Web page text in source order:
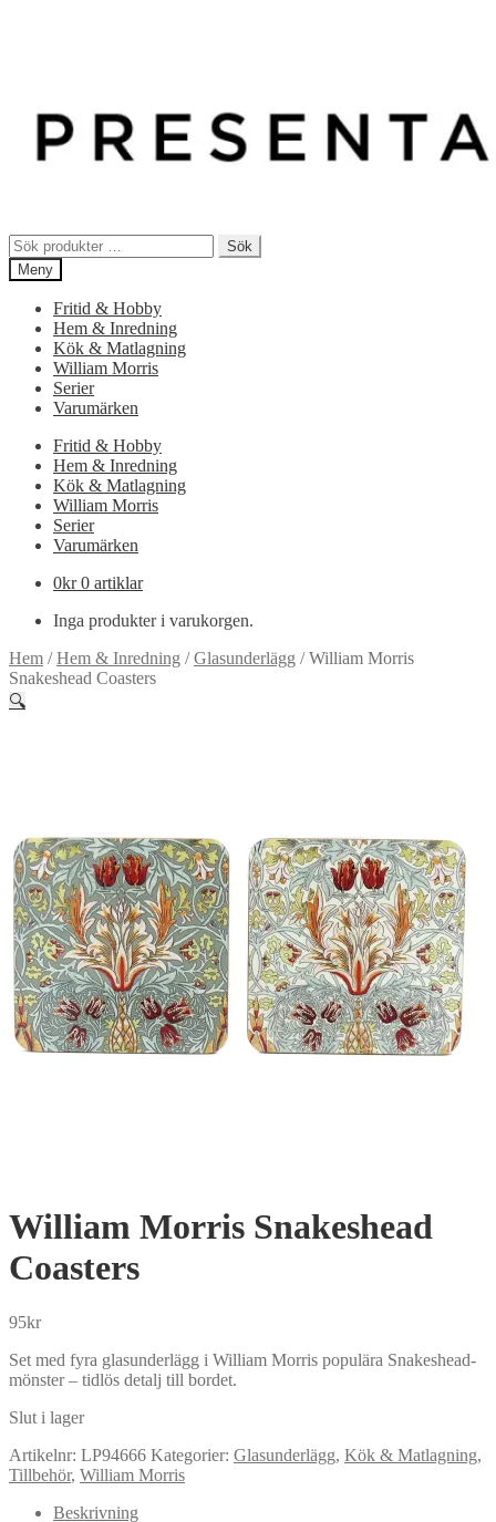
Sök
efter:
Sök
Meny
Fritid & Hobby
Hem & Inredning
Kök & Matlagning
William Morris
Serier
Varumärken
Fritid & Hobby
Hem & Inredning
Kök & Matlagning
William Morris
Serier
Varumärken
0kr 0 artiklar
Inga produkter i varukorgen.
Hem /Hem & Inredning /Glasunderlägg /William Morris
Snakeshead Coasters
🔍
William Morris Snakeshead
Coasters
95kr
Set med fyra glasunderlägg i William Morris populära Snakeshead-
mönster – tidlös detalj till bordet.
Slut i lager
Artikelnr: LP94666 Kategorier: Glasunderlägg, Kök & Matlagning,
Tillbehör, William Morris
Beskrivning